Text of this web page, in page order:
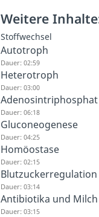
Weitere
Stoffwechsel
Autotroph
Dauer: 02:59
Heterotroph
Dauer: 03:00
Adenosintriphosphat
Dauer: 06:18
Gluconeogenese
Dauer: 04:25
Homöostase
Dauer: 02:15
Blutzuckerregulation
Dauer: 03:14
Antibiotika und Milch
Dauer: 03:15